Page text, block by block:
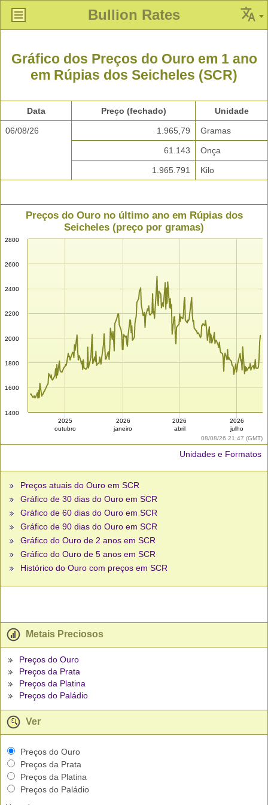
Bullion Rates
Gráfico dos Preços do Ouro em 1 ano
em Rúpias dos Seicheles (SCR)
Data Preço (fechado) Unidade
06/08/26 1.965,79 Gramas
61.143 Onça
1.965.791 Kilo
08/08/26 21:47 (GMT)
Preços do Ouro no último ano em Rúpias dos
Seicheles (preço por gramas)
1400
1600
1800
2000
2200
2400
2600
2800
2025
outubro
2026
janeiro
2026
abril
2026
julho
Unidades e Formatos
Preços atuais do Ouro em SCR
Gráfico de 30 dias do Ouro em SCR
Gráfico de 60 dias do Ouro em SCR
Gráfico de 90 dias do Ouro em SCR
Gráfico do Ouro de 2 anos em SCR
Gráfico do Ouro de 5 anos em SCR
Histórico do Ouro com preços em SCR
Metais Preciosos
Preços do Ouro
Preços da Prata
Preços da Platina
Preços do Paládio
Ver
Preços do Ouro
Preços da Prata
Preços da Platina
Preços do Paládio